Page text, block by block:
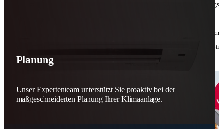
reparieren wir, was andere
Jede gerettete Maschine zählt. Jeder reparierte Motor wirkt. Jede Entscheidung macht
Reparieren statt wegwerfen. Verantwortung statt Verschwendung. Zukunft statt
Schicker. Wir bringen’s wieder zum Laufen.
Planung
Unser Expertenteam unterstützt Sie proaktiv bei der
maßgeschneiderten Planung Ihrer Klimaanlage.